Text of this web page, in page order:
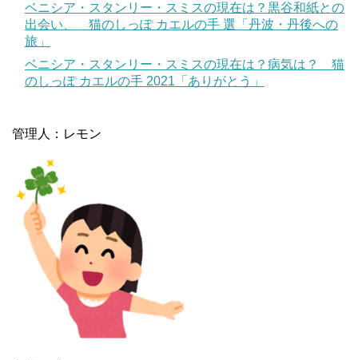
ベニシア・スタンリー・スミスの現在は？黒谷和紙との
出会い、 猫のしっぽ カエルの手 選「丹波・丹後への
旅」
ベニシア・スタンリー・スミスの現在は？病気は？ 猫
のしっぽ カエルの手 2021「ありがとう」
管理人：レモン